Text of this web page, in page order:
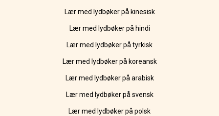
Lær med lydbøker på kinesisk
Lær med lydbøker på hindi
Lær med lydbøker på tyrkisk
Lær med lydbøker på koreansk
Lær med lydbøker på arabisk
Lær med lydbøker på svensk
Lær med lydbøker på polsk